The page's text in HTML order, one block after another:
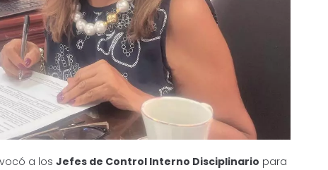
a los Jefes de Control Interno Disciplinario para